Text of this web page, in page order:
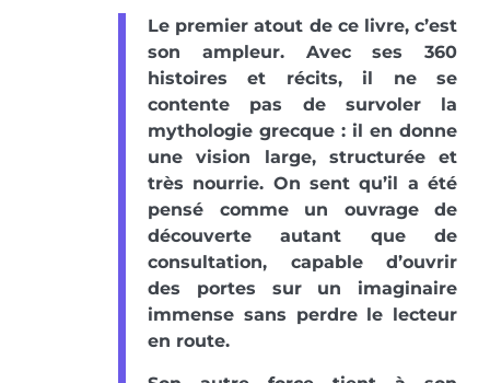
Le premier atout de ce livre, c’est
son ampleur. Avec ses 360
histoires et récits, il ne se
contente pas de survoler la
mythologie grecque : il en donne
une vision large, structurée et
très nourrie. On sent qu’il a été
pensé comme un ouvrage de
découverte autant que de
consultation, capable d’ouvrir
des portes sur un imaginaire
immense sans perdre le lecteur
en route.